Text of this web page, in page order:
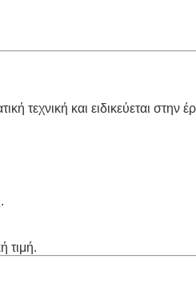
τεχνική και ειδικεύεται στην
τιμή.